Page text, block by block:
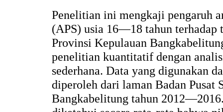
Penelitian ini mengkaji pengaruh
(APS) usia 16—18 tahun
Provinsi Kepulauan
penelitian kuantitatif dengan
sederhana. Data yang digunakan
diperoleh dari laman Badan Pusat
Bangkabelitung tahun